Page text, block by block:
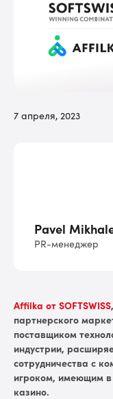
7 апреля, 2023
Affilka от SOFTSWISS
партнерского
поставщиком
индустрии,
сотрудничества с
игроком, имеющим в
казино.
Pavel
PR-менеджер